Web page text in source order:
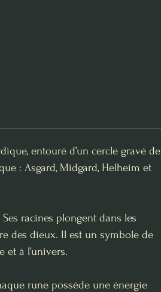
entouré d’un cercle gravé de
: Asgard, Midgard, Helheim et
racines plongent dans les
des dieux. Il est un symbole de
à l’univers.
rune possède une énergie